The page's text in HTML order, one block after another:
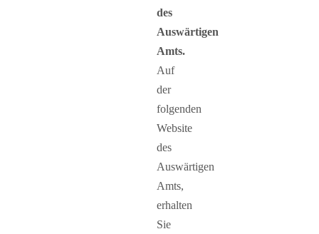
des
Auswärtigen
Amts.
Auf
der
folgenden
Website
des
Auswärtigen
Amts,
erhalten
Sie